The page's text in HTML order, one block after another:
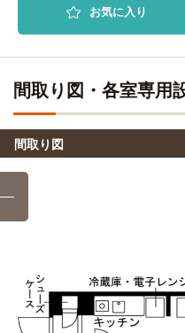
『柚須』→（JR篠栗線7分
分）→『薬院』→（西鉄天
日本経済大学(福岡キャンパス)
『柚須』→（JR篠栗線7分
分）→『薬院』→（西鉄天神
→（西鉄太宰府線6分）→『
福岡女学院大学
『柚須』→（JR福北ゆたか
『柚須』→（JR福北ゆたか
福岡こども専門学校
『柚須』→（JR福北ゆたか
お気に入り
間取り図・各室専用
間取り図